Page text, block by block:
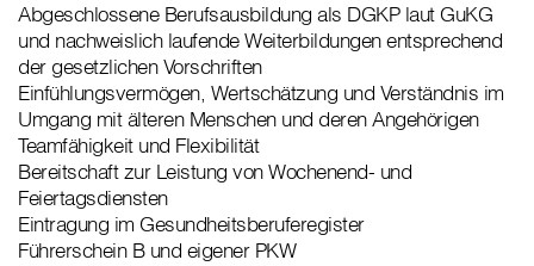
Abgeschlossene Berufsausbildung als DGKP laut GuKG
und nachweislich laufende Weiterbildungen entsprechend
der gesetzlichen Vorschriften
Einfühlungsvermögen, Wertschätzung und Verständnis im
Umgang mit älteren Menschen und deren Angehörigen
Teamfähigkeit und Flexibilität
Bereitschaft zur Leistung von Wochenend- und
Feiertagsdiensten
Eintragung im Gesundheitsberuferegister
Führerschein B und eigener PKW